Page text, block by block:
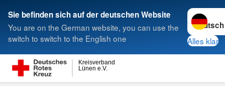
Sie befinden sich auf der deutschen Website
You are on the German website, you can use the
switch to switch to the English one
Sprache
Alles klar
Lünen e.V.
Kreisverband
Suche